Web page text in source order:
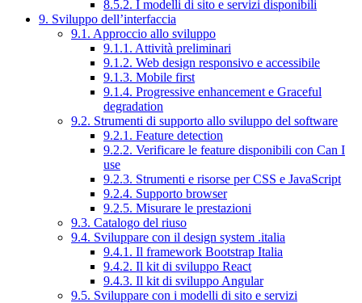
8.5.2. I modelli di sito e servizi disponibili
9. Sviluppo dell’interfaccia
9.1. Approccio allo sviluppo
9.1.1. Attività preliminari
9.1.2. Web design responsivo e accessibile
9.1.3. Mobile first
9.1.4. Progressive enhancement e Graceful
degradation
9.2. Strumenti di supporto allo sviluppo del software
9.2.1. Feature detection
9.2.2. Verificare le feature disponibili con Can I
use
9.2.3. Strumenti e risorse per CSS e JavaScript
9.2.4. Supporto browser
9.2.5. Misurare le prestazioni
9.3. Catalogo del riuso
9.4. Sviluppare con il design system .italia
9.4.1. Il framework Bootstrap Italia
9.4.2. Il kit di sviluppo React
9.4.3. Il kit di sviluppo Angular
9.5. Sviluppare con i modelli di sito e servizi